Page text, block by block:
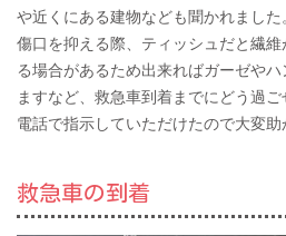
や近くにある建物なども聞かれました
傷口を抑える際、ティッシュだと繊
る場合があるため出来ればガーゼや
ますなど、救急車到着までにどう過
電話で指示していただけたので大変助
救急車の到着